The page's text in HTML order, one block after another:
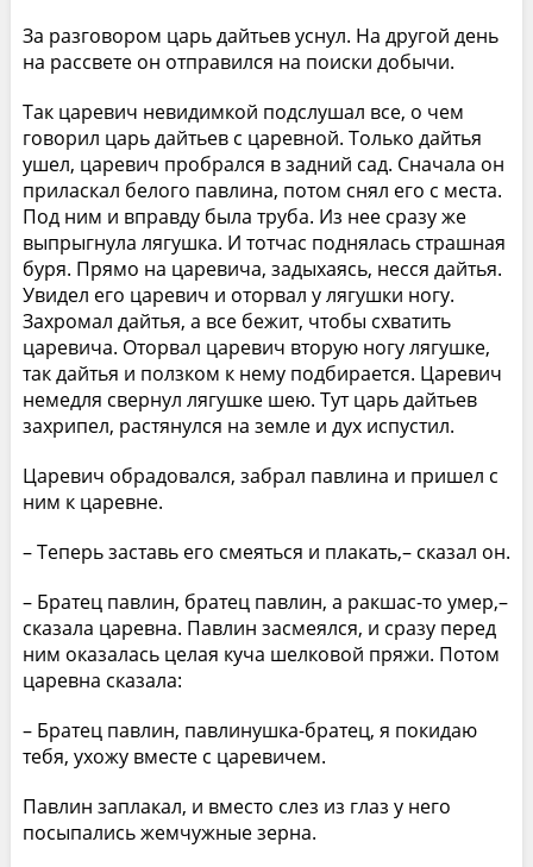
За разговором царь дайтьев уснул. На другой день
на рассвете он отправился на поиски добычи.
Так царевич невидимкой подслушал все, о чем
говорил царь дайтьев с царевной. Только дайтья
ушел, царевич пробрался в задний сад. Сначала он
приласкал белого павлина, потом снял его с места.
Под ним и вправду была труба. Из нее сразу же
выпрыгнула лягушка. И тотчас поднялась страшная
буря. Прямо на царевича, задыхаясь, несся дайтья.
Увидел его царевич и оторвал у лягушки ногу.
Захромал дайтья, а все бежит, чтобы схватить
царевича. Оторвал царевич вторую ногу лягушке,
так дайтья и ползком к нему подбирается. Царевич
немедля свернул лягушке шею. Тут царь дайтьев
захрипел, растянулся на земле и дух испустил.
Царевич обрадовался, забрал павлина и пришел с
ним к царевне.
– Теперь заставь его смеяться и плакать,– сказал он.
– Братец павлин, братец павлин, а ракшас-то умер,–
сказала царевна. Павлин засмеялся, и сразу перед
ним оказалась целая куча шелковой пряжи. Потом
царевна сказала:
– Братец павлин, павлинушка-братец, я покидаю
тебя, ухожу вместе с царевичем.
Павлин заплакал, и вместо слез из глаз у него
посыпались жемчужные зерна.